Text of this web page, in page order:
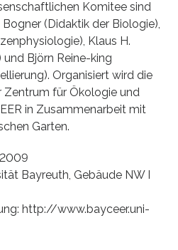
Komitee sind
(Didaktik der Biologie),
Klaus H.
Björn Reine-king
Organisiert wird die
für Ökologie und
in Zusammenarbeit mit
Garten.
Bayreuth, Gebäude NW I
http://www.bayceer.uni-